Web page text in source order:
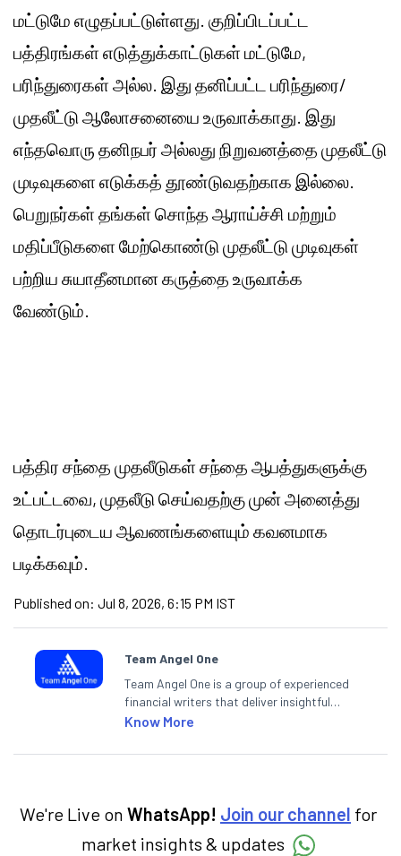
மட்டுமே எழுதப்பட்டுள்ளது. குறிப்பிடப்பட்ட
பத்திரங்கள் எடுத்துக்காட்டுகள் மட்டுமே,
பரிந்துரைகள் அல்ல. இது தனிப்பட்ட பரிந்துரை/
முதலீட்டு ஆலோசனையை உருவாக்காது. இது
எந்தவொரு தனிநபர் அல்லது நிறுவனத்தை முதலீட்டு
முடிவுகளை எடுக்கத் தூண்டுவதற்காக இல்லை.
பெறுநர்கள் தங்கள் சொந்த ஆராய்ச்சி மற்றும்
மதிப்பீடுகளை மேற்கொண்டு முதலீட்டு முடிவுகள்
பற்றிய சுயாதீனமான கருத்தை உருவாக்க
வேண்டும்.
பத்திர சந்தை முதலீடுகள் சந்தை ஆபத்துகளுக்கு
உட்பட்டவை, முதலீடு செய்வதற்கு முன் அனைத்து
தொடர்புடைய ஆவணங்களையும் கவனமாக
படிக்கவும்.
Published on: Jul 8, 2026, 6:15 PM IST
Team Angel One
Team Angel One is a group of experienced
financial writers that deliver insightful
articles on the stock market, IPO, economy,
categories.
Know More
We're Live on WhatsApp! Join our channel for
market insights & updates